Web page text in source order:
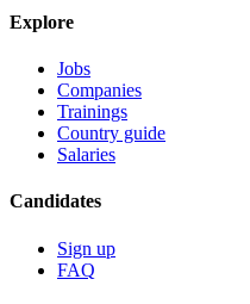
Explore
Jobs
Companies
Trainings
Country guide
Salaries
Candidates
Sign up
FAQ